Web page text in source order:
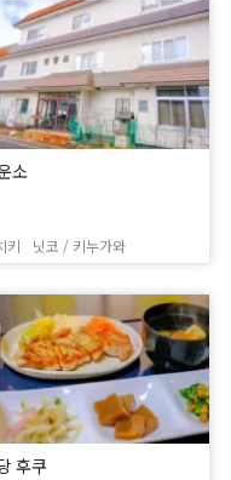
소
키 닛코 / 키누가와
후쿠